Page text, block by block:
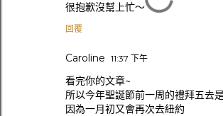
很抱歉沒幫上忙～
回覆
Caroline 11:37 下午
看完你的文章~
所以今年聖誕節前一周的禮拜五去
因為一月初又會再次去紐約